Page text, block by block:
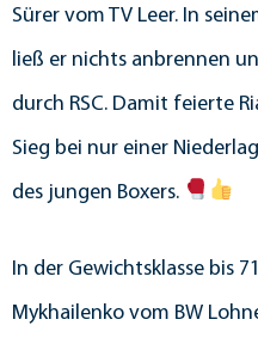
Sürer vom TV Leer. In
ließ er nichts anbrennen
durch RSC. Damit feierte
Sieg bei nur einer
des jungen Boxers.
In der Gewichtsklasse bis
Mykhailenko vom BW